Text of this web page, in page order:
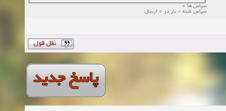
سپاس ها 0
سپاس شده 0 بار در 0 ارسال